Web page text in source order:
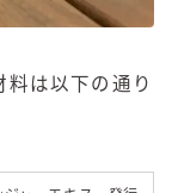
料は以下の通り